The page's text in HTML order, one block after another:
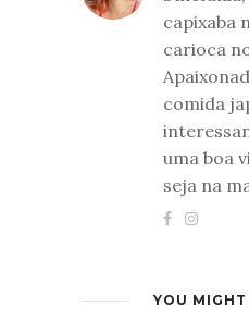
capixaba
carioca
comida
uma boa
seja na
YOU